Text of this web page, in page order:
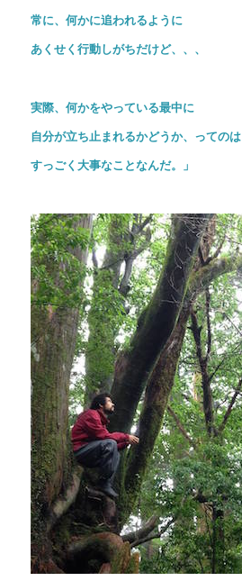
常に、何かに追われるように
あくせく行動しがちだけど、、、
実際、何かをやっている最中に
自分が立ち止まれるかどうか、ってのは
すっごく大事なことなんだ。」